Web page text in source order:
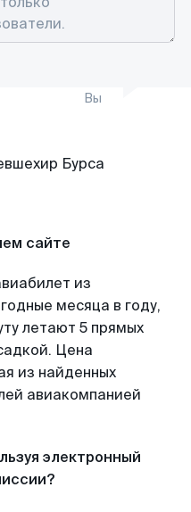
Вы
сайте
из
месяца в году,
летают 5 прямых
Цена
из найденных
авиакомпанией
электронный